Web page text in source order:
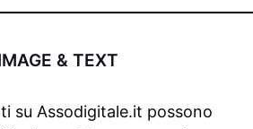
& TEXT
su Assodigitale.it possono